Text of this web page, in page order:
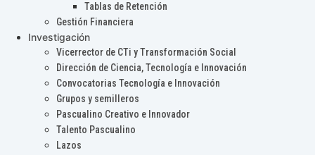
Tablas de Retención
Gestión Financiera
Investigación
Vicerrector de CTi y Transformación Social
Dirección de Ciencia, Tecnología e Innovación
Convocatorias Tecnología e Innovación
Grupos y semilleros
Pascualino Creativo e Innovador
Talento Pascualino
Lazos